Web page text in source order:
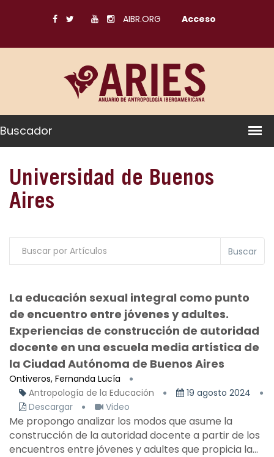
AIBR.ORG Acceso
Buscador
Universidad de Buenos
Aires
Buscar
La educación sexual integral como punto
de encuentro entre jóvenes y adultes.
Experiencias de construcción de autoridad
docente en una escuela media artística de
la Ciudad Autónoma de Buenos Aires
Ontiveros, Fernanda Lucía
Antropología de la Educación
19 agosto 2024
Descargar
Video
Me propongo analizar los modos que asume la
construcción de la autoridad docente a partir de los
encuentros entre jóvenes y adultes que propicia la...